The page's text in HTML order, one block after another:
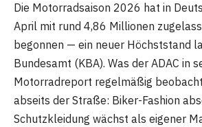
Die Motorradsaison 2026 hat in
April mit rund 4,86 Millionen
begonnen — ein neuer Höchststand
Bundesamt (KBA). Was der ADAC in
Motorradreport regelmäßig
abseits der Straße: Biker-Fashion
Schutzkleidung wächst als eigener